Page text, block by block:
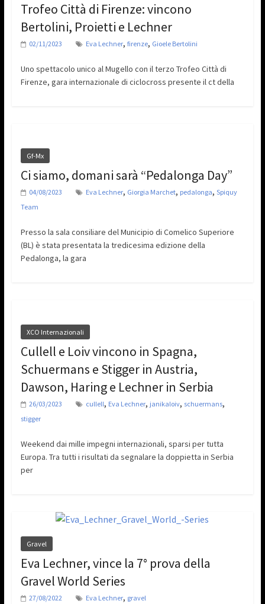
Trofeo Città di Firenze: vincono
Bertolini, Proietti e Lechner
02/11/2023 Eva Lechner, firenze, Gioele Bertolini
Uno spettacolo unico al Mugello con il terzo Trofeo Città di
Firenze, gara internazionale di ciclocross presente il ct della
Gf-Mx
Ci siamo, domani sarà “Pedalonga Day”
04/08/2023 Eva Lechner, Giorgia Marchet, pedalonga, Spiquy
Team
Presso la sala consiliare del Municipio di Comelico Superiore
(BL) è stata presentata la tredicesima edizione della
Pedalonga, la gara
XCO Internazionali
Cullell e Loiv vincono in Spagna,
Schuermans e Stigger in Austria,
Dawson, Haring e Lechner in Serbia
26/03/2023 cullell, Eva Lechner, janikaloiv, schuermans,
stigger
Weekend dai mille impegni internazionali, sparsi per tutta
Europa. Tra tutti i risultati da segnalare la doppietta in Serbia
per
Gravel
Eva Lechner, vince la 7° prova della
Gravel World Series
27/08/2022 Eva Lechner, gravel